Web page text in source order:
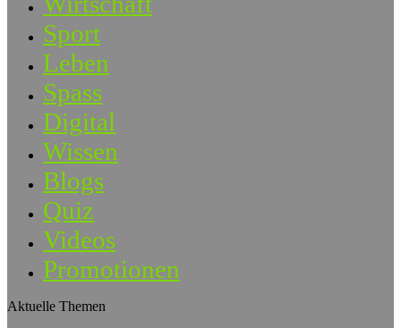
Sport
Leben
Spass
Digital
Wissen
Blogs
Quiz
Videos
Promotionen
Aktuelle Themen